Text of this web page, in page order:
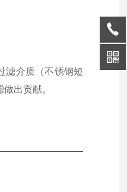
滤介质（不锈钢短
出贡献。